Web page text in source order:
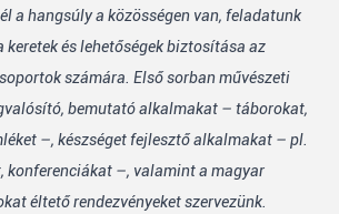
a hangsúly a közösségen van, feladatunk
keretek és lehetőségek biztosítása az
számára. Első sorban művészeti
bemutató alkalmakat – táborokat,
–, készséget fejlesztő alkalmakat – pl.
konferenciákat –, valamint a magyar
éltető rendezvényeket szervezünk.